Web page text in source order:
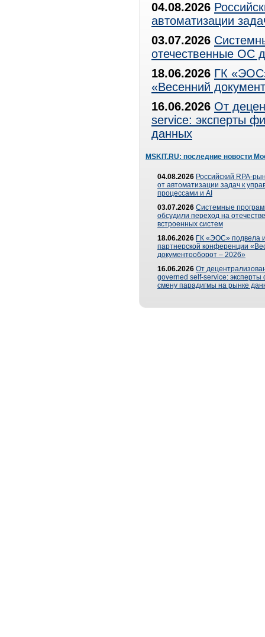
04.08.2026
автоматизации
03.07.2026
отечественные ОС
18.06.2026 ГК
«Весенний
16.06.2026 От
service: эксперты
данных
MSKIT.RU: последние новости
04.08.2026 Российский RPA-
от автоматизации задач к
процессами и AI
03.07.2026 Системные
обсудили переход на
встроенных систем
18.06.2026 ГК «ЭОС» подвела
партнерской конференции
документооборот – 2026»
16.06.2026 От
governed self-service: эксперты
смену парадигмы на рынке